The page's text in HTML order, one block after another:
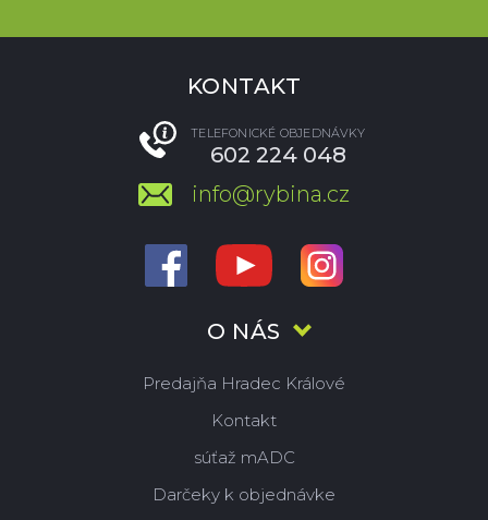
O NÁS
Predajňa Hradec Králové
Kontakt
súťaž mADC
Darčeky k objednávke
KONTAKT
TELEFONICKÉ OBJEDNÁVKY
602 224 048
info@rybina.cz